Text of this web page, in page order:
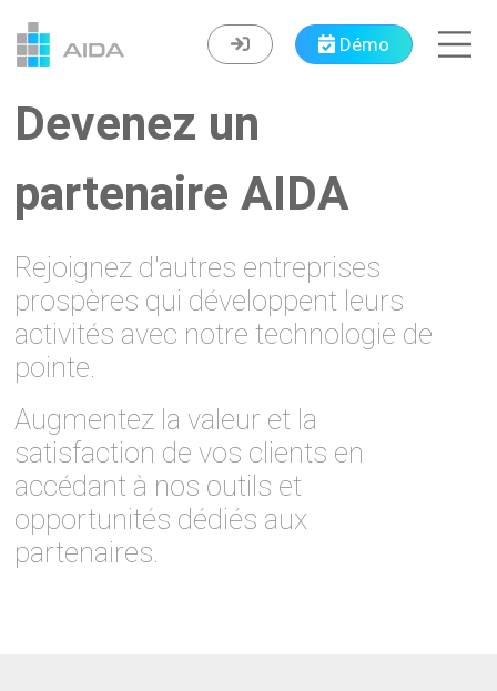
Démo
Devenez un
partenaire AIDA
Rejoignez d'autres entreprises
prospères qui développent leurs
activités avec notre technologie de
pointe.
Augmentez la valeur et la
satisfaction de vos clients en
accédant à nos outils et
opportunités dédiés aux
partenaires.